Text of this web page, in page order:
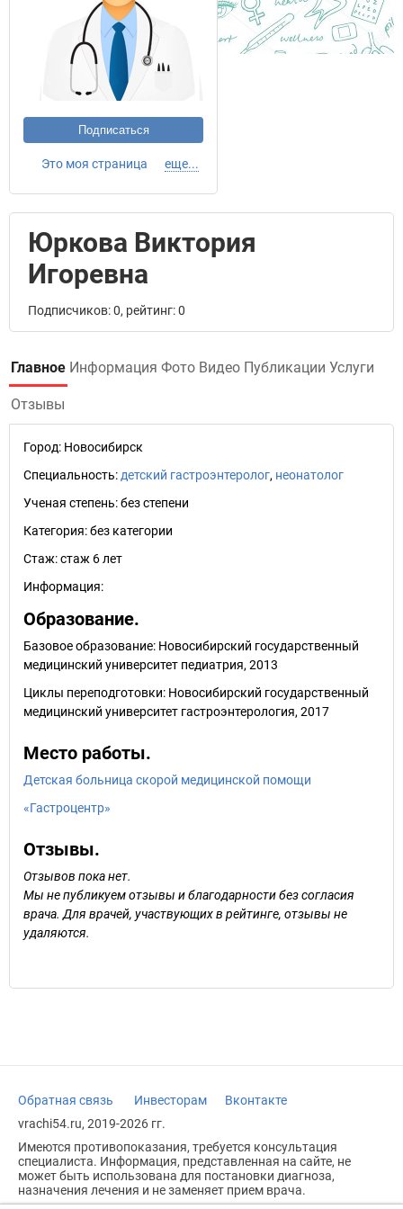
Подписаться
Это моя страница еще...
Юркова Виктория
Игоревна
Подписчиков: 0, рейтинг: 0
Главное Информация Фото Видео Публикации Услуги
Отзывы
Город: Новосибирск
Специальность: детский гастроэнтеролог, неонатолог
Ученая степень:без степени
Категория:без категории
Стаж:стаж 6 лет
Информация:
Образование.
Базовое образование: Новосибирский государственный
медицинский университет педиатрия, 2013
Циклы переподготовки: Новосибирский государственный
медицинский университет гастроэнтерология, 2017
Место работы.
Детская больница скорой медицинской помощи
«Гастроцентр»
Отзывы.
Отзывов пока нет.
Мы не публикуем отзывы и благодарности без согласия
врача. Для врачей, участвующих в рейтинге, отзывы не
удаляются.
Обратная связь Инвесторам
Вконтакте
vrachi54.ru, 2019-2026 гг.
Имеются противопоказания, требуется консультация
специалиста. Информация, представленная на сайте, не
может быть использована для постановки диагноза,
назначения лечения и не заменяет прием врача.